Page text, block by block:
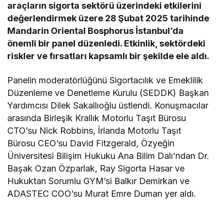
araçların sigorta sektörü üzerindeki etkilerini
değerlendirmek üzere 28 Şubat 2025 tarihinde
Mandarin Oriental Bosphorus İstanbul’da
önemli bir panel düzenledi. Etkinlik, sektördeki
riskler ve fırsatları kapsamlı bir şekilde ele aldı.
Panelin moderatörlüğünü Sigortacılık ve Emeklilik
Düzenleme ve Denetleme Kurulu (SEDDK) Başkan
Yardımcısı Dilek Sakallıoğlu üstlendi. Konuşmacılar
arasında Birleşik Krallık Motorlu Taşıt Bürosu
CTO’su Nick Robbins, İrlanda Motorlu Taşıt
Bürosu CEO’su David Fitzgerald, Özyeğin
Üniversitesi Bilişim Hukuku Ana Bilim Dalı’ndan Dr.
Başak Ozan Özparlak, Ray Sigorta Hasar ve
Hukuktan Sorumlu GYM’si Balkır Demirkan ve
ADASTEC COO’su Murat Emre Duman yer aldı.